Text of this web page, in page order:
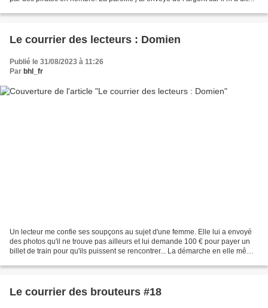
Le courrier des lecteurs : Domien
Publié le 31/08/2023 à 11:26
Par bhl_fr
Un lecteur me confie ses soupçons au sujet d'une femme. Elle lui a envoyé
des photos qu'il ne trouve pas ailleurs et lui demande 100 € pour payer un
billet de train pour qu'ils puissent se rencontrer... La démarche en elle même
Le courrier des brouteurs #18